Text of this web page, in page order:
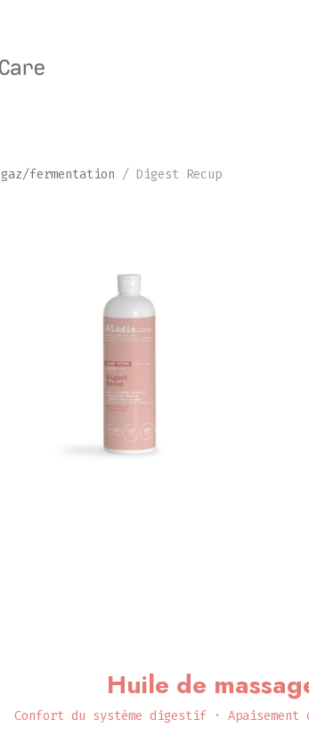
gaz/fermentation Digest Recup
Huile de
Confort du système digestif ·